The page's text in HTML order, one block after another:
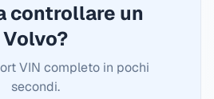
controllare un
Volvo?
VIN completo in pochi
secondi.